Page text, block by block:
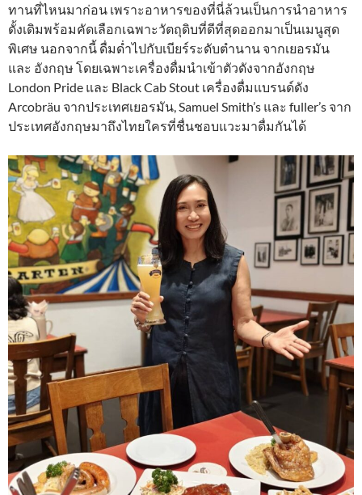
ทานที่ไหนมาก่อน เพราะอาหารของที่นี่ล้วนเป็นการนำอาหาร
ดั้งเดิมพร้อมคัดเลือกเฉพาะวัตถุดิบที่ดีที่สุดออกมาเป็นเมนูสุด
พิเศษ นอกจากนี้ ดื่มด่ำไปกับเบียร์ระดับตำนาน จากเยอรมัน
และ อังกฤษ โดยเฉพาะเครื่องดื่มนำเข้าตัวดังจากอังกฤษ
London Pride และ Black Cab Stout เครื่องดื่มแบรนด์ดัง
Arcobräu จากประเทศเยอรมัน, Samuel Smith’s และ fuller’s จาก
ประเทศอังกฤษมาถึงไทยใครที่ชื่นชอบแวะมาดื่มกันได้